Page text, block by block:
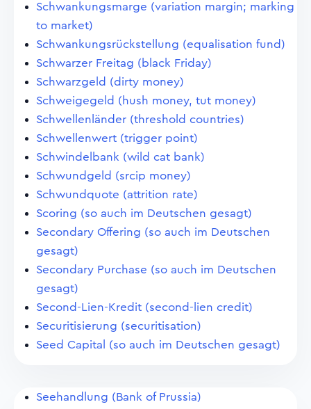
Schwankungsmarge (variation margin; marking
to market)
Schwankungsrückstellung (equalisation fund)
Schwarzer Freitag (black Friday)
Schwarzgeld (dirty money)
Schweigegeld (hush money, tut money)
Schwellenländer (threshold countries)
Schwellenwert (trigger point)
Schwindelbank (wild cat bank)
Schwundgeld (srcip money)
Schwundquote (attrition rate)
Scoring (so auch im Deutschen gesagt)
Secondary Offering (so auch im Deutschen
gesagt)
Secondary Purchase (so auch im Deutschen
gesagt)
Second-Lien-Kredit (second-lien credit)
Securitisierung (securitisation)
Seed Capital (so auch im Deutschen gesagt)
Seehandlung (Bank of Prussia)